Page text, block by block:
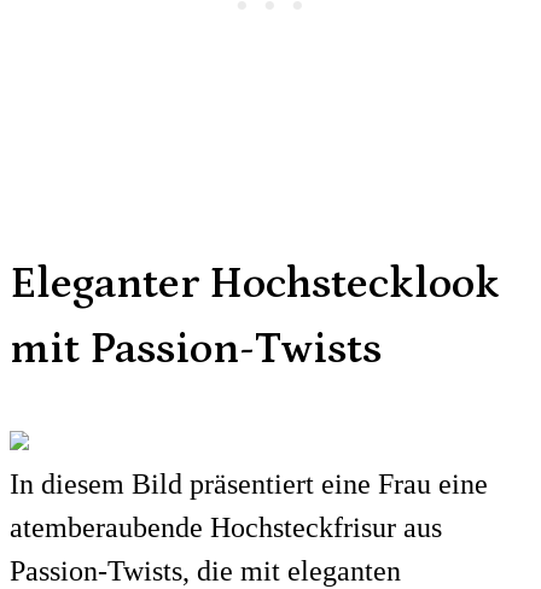
Eleganter Hochstecklook
mit Passion-Twists
In diesem Bild präsentiert eine Frau eine
atemberaubende Hochsteckfrisur aus
Passion-Twists, die mit eleganten